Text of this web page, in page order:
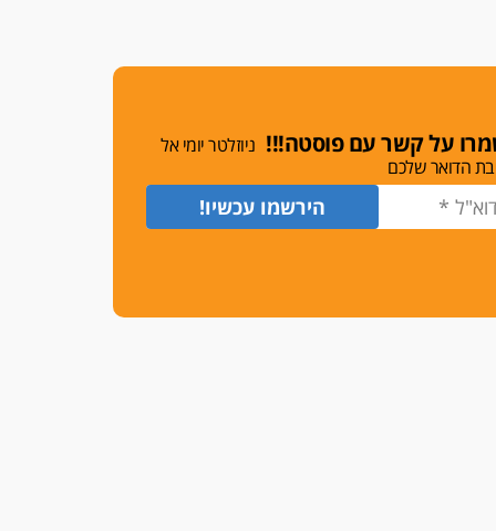
האופנוע חזר הביתה
עו"ד גיל פרידמן והרפתקאות
אופנוע השטח שלו
לחמאס
על קשר עם פוסטה!!! ניוזלטר יומי אל
הדואר שלכם